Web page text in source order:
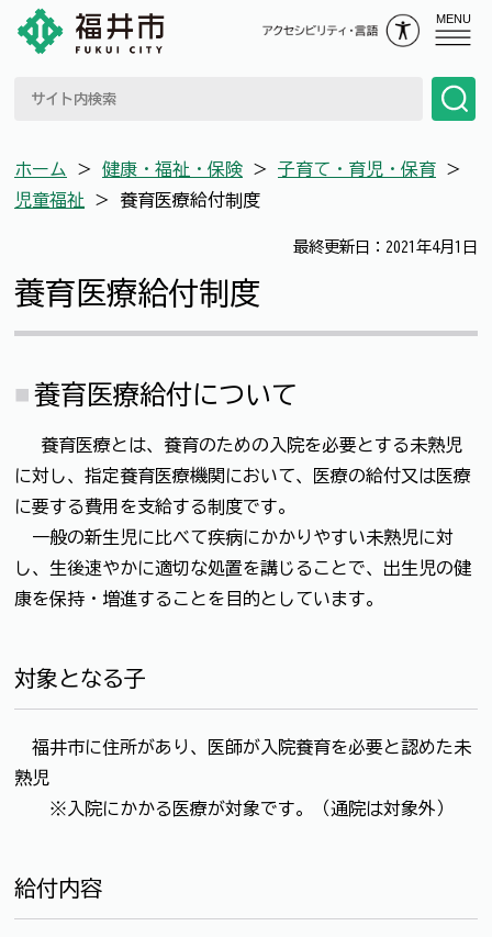
MENU
ホーム ＞ 健康・福祉・保険 ＞ 子育て・育児・保育 ＞
児童福祉 ＞ 養育医療給付制度
最終更新日：2021年4月1日
養育医療給付制度
養育医療給付について
養育医療とは、養育のための入院を必要とする未熟児
に対し、指定養育医療機関において、医療の給付又は医療
に要する費用を支給する制度です。
一般の新生児に比べて疾病にかかりやすい未熟児に対
し、生後速やかに適切な処置を講じることで、出生児の健
康を保持・増進することを目的としています。
対象となる子
福井市に住所があり、医師が入院養育を必要と認めた未
熟児
※入院にかかる医療が対象です。（通院は対象外）
給付内容